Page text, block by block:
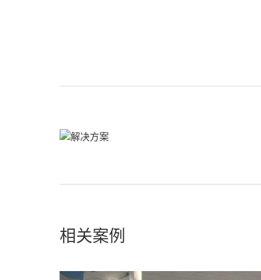
相关案例